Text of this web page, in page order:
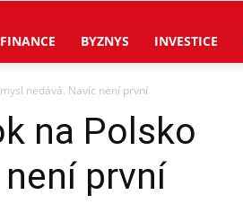
FINANCE BYZNYS INVESTICE
nedává. Navíc není první
na Polsko
první